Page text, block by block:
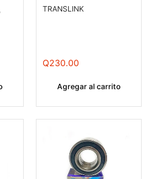
TRANSLINK
Q230.00
Agregar al carrito